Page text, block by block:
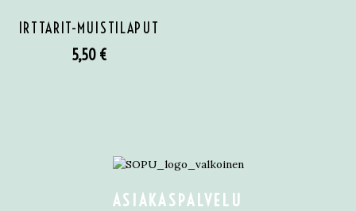
IRTTARIT-MUISTILAPUT
5,50 €
ASIAKASPALVELU